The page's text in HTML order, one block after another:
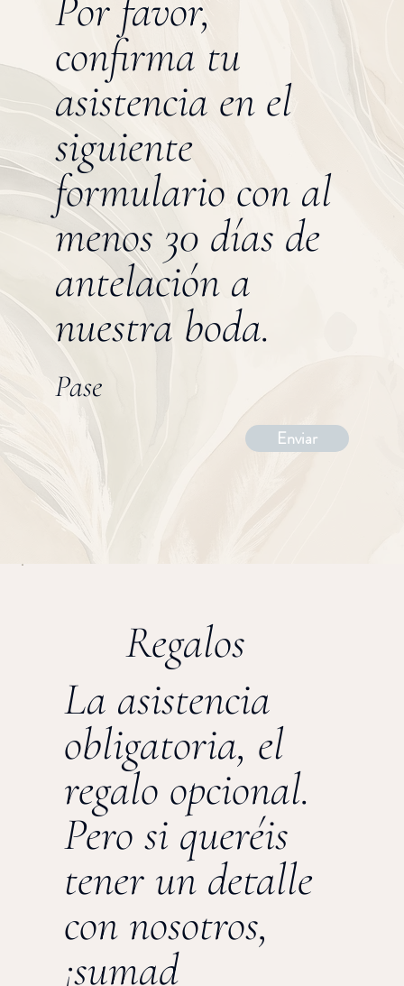
Regalos
La asistencia
obligatoria, el
regalo opcional.
Pero si queréis
tener un detalle
con nosotros,
¡sumad
confirma tu
asistencia en el
siguiente
formulario con al
menos 30 días de
antelación a
nuestra boda.
Pase
Enviar